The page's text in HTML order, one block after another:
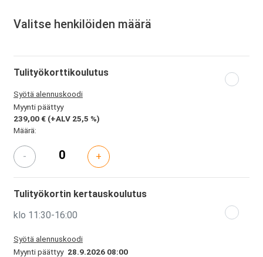
Valitse henkilöiden määrä
Tulityökorttikoulutus
Syötä alennuskoodi
Myynti päättyy
239,00 € (+ALV 25,5 %)
Määrä:
- +
Tulityökortin kertauskoulutus
klo 11:30-16:00
Syötä alennuskoodi
Myynti päättyy 28.9.2026 08:00